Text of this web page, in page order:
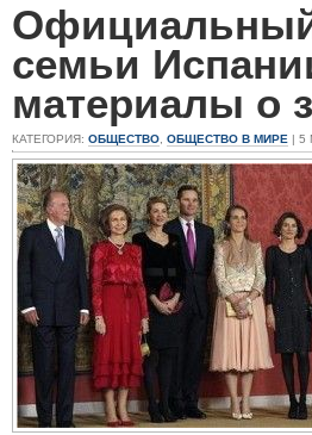
Официальный
семьи
материалы о
КАТЕГОРИЯ: ОБЩЕСТВО ОБЩЕСТВО В МИРЕ | 5